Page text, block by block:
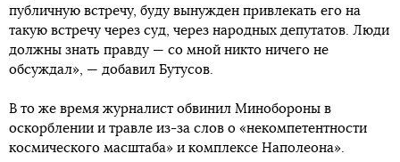
публичную встречу, буду вынужден привлекать его на
такую встречу через суд, через народных депутатов. Люди
должны знать правду — со мной никто ничего не
обсуждал», — добавил Бутусов.
В то же время журналист обвинил Минобороны в
оскорблении и травле из-за слов о «некомпетентности
космического масштаба» и комплексе Наполеона».